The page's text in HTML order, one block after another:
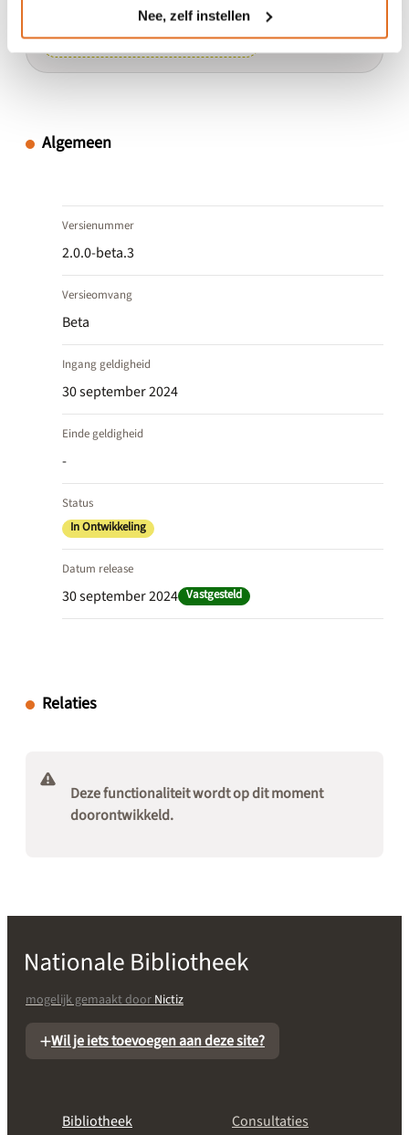
Nee, zelf instellen
Algemeen
Versienummer
2.0.0-beta.3
Versieomvang
Beta
Ingang geldigheid
30 september 2024
Einde geldigheid
-
Status
In Ontwikkeling
Datum release
30 september 2024 Vastgesteld
Relaties
Deze functionaliteit wordt op dit moment
doorontwikkeld.
mogelijk gemaakt doorNictiz
Wil je iets toevoegen aan deze site?
Bibliotheek
Consultaties